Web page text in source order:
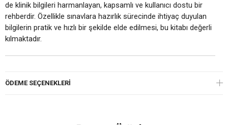
de klinik bilgileri harmanlayan, kapsamlı ve kullanıcı dostu bir
rehberdir. Özellikle sınavlara hazırlık sürecinde ihtiyaç duyulan
bilgilerin pratik ve hızlı bir şekilde elde edilmesi, bu kitabı değerli
kılmaktadır.
ÖDEME SEÇENEKLERI